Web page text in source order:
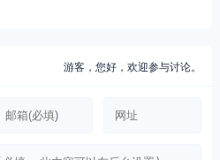
游客，您好，欢迎参与讨论。